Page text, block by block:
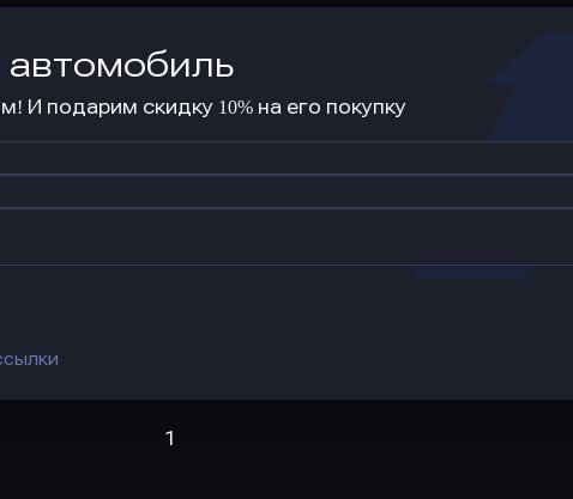
автомобиль
И подарим скидку 10% на его покупку
1